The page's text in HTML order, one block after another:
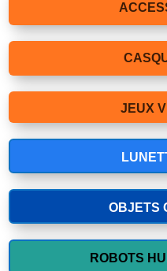
JEUX
OBJETS
ROBOTS